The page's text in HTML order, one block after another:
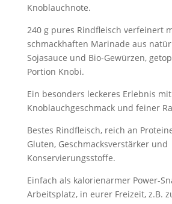
Knoblauchnote.
240 g pures Rindfleisch verfeinert
schmackhaften Marinade aus
Sojasauce und Bio-Gewürzen,
Portion Knobi.
Ein besonders leckeres Erlebnis
Knoblauchgeschmack und feiner
Bestes Rindfleisch, reich an
Gluten, Geschmacksverstärker und
Konservierungsstoffe.
Einfach als kalorienarmer Power-
Arbeitsplatz, in eurer Freizeit, z.B.